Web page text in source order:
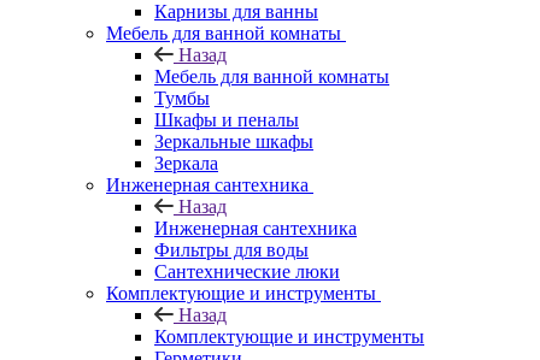
Карнизы для ванны
Мебель для ванной комнаты
Назад
Мебель для ванной комнаты
Тумбы
Шкафы и пеналы
Зеркальные шкафы
Зеркала
Инженерная сантехника
Назад
Инженерная сантехника
Фильтры для воды
Сантехнические люки
Комплектующие и инструменты
Назад
Комплектующие и инструменты